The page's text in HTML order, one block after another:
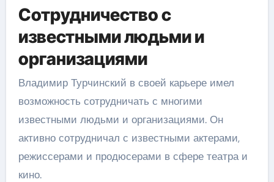
Сотрудничество с
известными людьми и
организациями
Владимир Турчинский в своей карьере имел
возможность сотрудничать с многими
известными людьми и организациями. Он
активно сотрудничал с известными актерами,
режиссерами и продюсерами в сфере театра и
кино.